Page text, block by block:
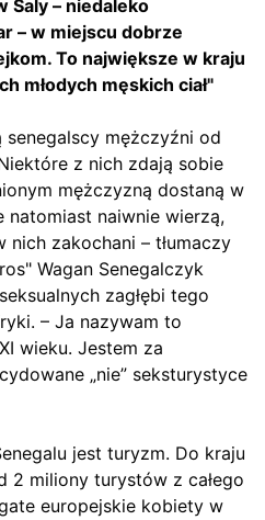
Saly – niedaleko
– w miejscu dobrze
To największe w kraju
młodych męskich ciał"
mężczyźni od
z nich zdają sobie
mężczyzną dostaną w
natomiast naiwnie wierzą,
nich zakochani – tłumaczy
Wagan Senegalczyk
zagłębi tego
– Ja nazywam to
wieku. Jestem za
„nie” seksturystyce
jest turyzm. Do kraju
2 miliony turystów z całego
europejskie kobiety w